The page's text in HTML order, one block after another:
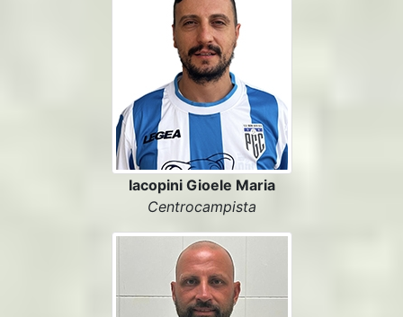
Iacopini Gioele Maria
Centrocampista